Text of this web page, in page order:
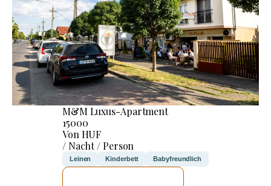
M&M Luxus-Apartment
15000
Von HUF
/ Nacht / Person
Leinen Kinderbett Babyfreundlich